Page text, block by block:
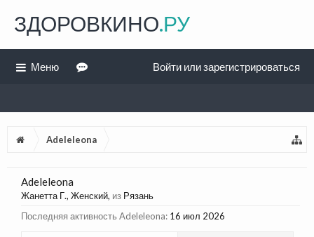
Adeleleona
Adeleleona
Жанетта Г., Женский, из Рязань
Последняя активность Adeleleona: 16 июл 2026
ЗДОРОВКИНО.РУ
Меню Войти или зарегистрироваться